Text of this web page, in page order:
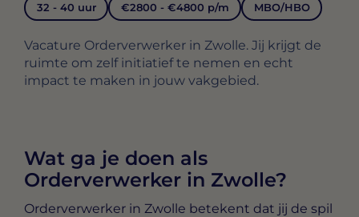
32 - 40 uur €2800 - €4800 p/m MBO/HBO
Vacature Orderverwerker in Zwolle. Jij krijgt de
ruimte om zelf initiatief te nemen en echt
impact te maken in jouw vakgebied.
Wat ga je doen als
Orderverwerker in Zwolle?
Orderverwerker in Zwolle betekent dat jij de spil